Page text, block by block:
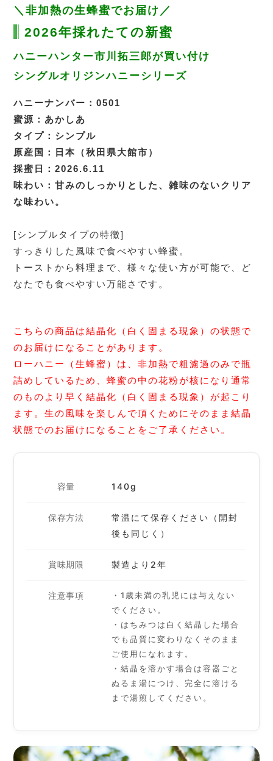
＼非加熱の生蜂蜜でお届け／
2026年採れたての新蜜
ハニーハンター市川拓三郎が買い付け
シングルオリジンハニーシリーズ
ハニーナンバー：0501
蜜源：あかしあ
タイプ：シンプル
原産国：日本（秋田県大館市）
採蜜日：2026.6.11
味わい：甘みのしっかりとした、雑味のないクリア
な味わい。
[シンプルタイプの特徴]
すっきりした風味で食べやすい蜂蜜。
トーストから料理まで、様々な使い方が可能で、ど
なたでも食べやすい万能さです。
こちらの商品は結晶化（白く固まる現象）の状態で
のお届けになることがあります。
ローハニー（生蜂蜜）は、非加熱で粗濾過のみで瓶
詰めしているため、蜂蜜の中の花粉が核になり通常
のものより早く結晶化（白く固まる現象）が起こり
ます。生の風味を楽しんで頂くためにそのまま結晶
状態でのお届けになることをご了承ください。
容量 140g
保存方法
常温にて保存ください（開封
後も同じく）
賞味期限 製造より2年
注意事項
・1歳未満の乳児には与えない
でください。
・はちみつは白く結晶した場合
でも品質に変わりなくそのまま
ご使用になれます。
・結晶を溶かす場合は容器ごと
ぬるま湯につけ、完全に溶ける
まで湯煎してください。